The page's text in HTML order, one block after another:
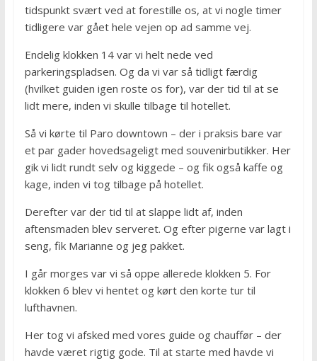
tidspunkt svært ved at forestille os, at vi nogle timer
tidligere var gået hele vejen op ad samme vej.
Endelig klokken 14 var vi helt nede ved
parkeringspladsen. Og da vi var så tidligt færdig
(hvilket guiden igen roste os for), var der tid til at se
lidt mere, inden vi skulle tilbage til hotellet.
Så vi kørte til Paro downtown – der i praksis bare var
et par gader hovedsageligt med souvenirbutikker. Her
gik vi lidt rundt selv og kiggede – og fik også kaffe og
kage, inden vi tog tilbage på hotellet.
Derefter var der tid til at slappe lidt af, inden
aftensmaden blev serveret. Og efter pigerne var lagt i
seng, fik Marianne og jeg pakket.
I går morges var vi så oppe allerede klokken 5. For
klokken 6 blev vi hentet og kørt den korte tur til
lufthavnen.
Her tog vi afsked med vores guide og chauffør – der
havde været rigtig gode. Til at starte med havde vi